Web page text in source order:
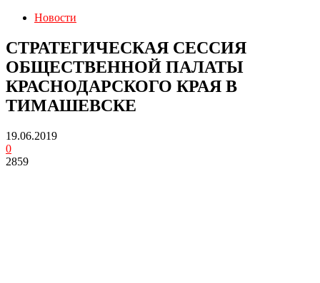
Новости
СТРАТЕГИЧЕСКАЯ СЕССИЯ
ОБЩЕСТВЕННОЙ ПАЛАТЫ
КРАСНОДАРСКОГО КРАЯ В
ТИМАШЕВСКЕ
19.06.2019
0
2859